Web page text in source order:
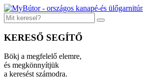
KERESŐ SEGÍTŐ
Bökj a megfelelő elemre,
és megkönnyítjük
a keresést számodra.